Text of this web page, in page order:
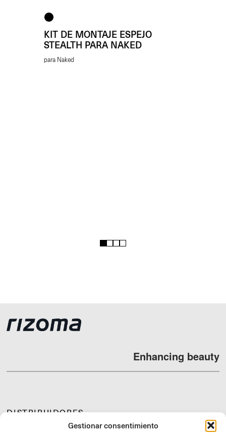
Gestionar consentimiento
KIT DE MONTAJE ESPEJO
STEALTH PARA NAKED
para Naked
1 2 3 4
Enhancing beauty
DISTRIBUIDORES
SOPORTE Y FAQ